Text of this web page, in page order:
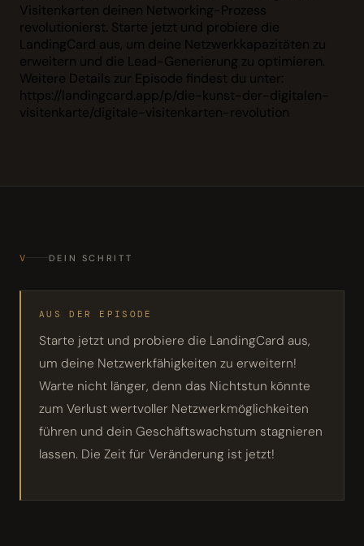
Visitenkarten deinen Networking-Prozess
revolutionierst. Starte jetzt und probiere die
LandingCard aus, um deine Netzwerkkapazitäten zu
erweitern und die Lead-Generierung zu optimieren.
Weitere Details zur Episode findest du unter:
https://landingcard.app/p/die-kunst-der-digitalen-
visitenkarte/digitale-visitenkarten-revolution
V DEIN SCHRITT
AUS DER EPISODE
Starte jetzt und probiere die LandingCard aus,
um deine Netzwerkfähigkeiten zu erweitern!
Warte nicht länger, denn das Nichtstun könnte
zum Verlust wertvoller Netzwerkmöglichkeiten
führen und dein Geschäftswachstum stagnieren
lassen. Die Zeit für Veränderung ist jetzt!